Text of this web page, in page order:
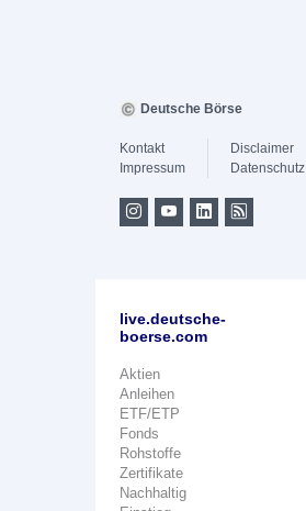
Deutsche Börse
Kontakt
Impressum
Disclaimer
Datenschutz
live.deutsche-
boerse.com
Aktien
Anleihen
ETF/ETP
Fonds
Rohstoffe
Zertifikate
Nachhaltig